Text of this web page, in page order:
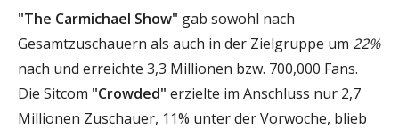
"The Carmichael Show" gab sowohl nach
Gesamtzuschauern als auch in der Zielgruppe um 22%
nach und erreichte 3,3 Millionen bzw. 700,000 Fans.
Die Sitcom "Crowded" erzielte im Anschluss nur 2,7
Millionen Zuschauer, 11% unter der Vorwoche, blieb